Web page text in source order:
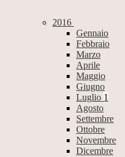
2016
Gennaio
Febbraio
Marzo
Aprile
Maggio
Giugno
Luglio 1
Agosto
Settembre
Ottobre
Novembre
Dicembre